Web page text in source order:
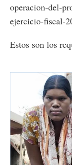
operacion-del-
ejercicio-fiscal-
Estos son los